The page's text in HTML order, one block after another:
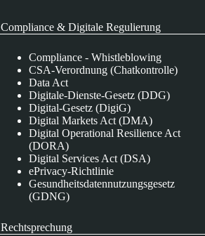
Compliance & Digitale Regulierung
Compliance - Whistleblowing
CSA-Verordnung (Chatkontrolle)
Data Act
Digitale-Dienste-Gesetz (DDG)
Digital-Gesetz (DigiG)
Digital Markets Act (DMA)
Digital Operational Resilience Act
(DORA)
Digital Services Act (DSA)
ePrivacy-Richtlinie
Gesundheitsdatennutzungsgesetz
(GDNG)
Rechtsprechung